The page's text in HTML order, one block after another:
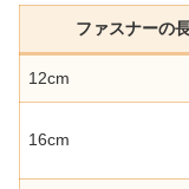
ファスナーの
12cm
16cm